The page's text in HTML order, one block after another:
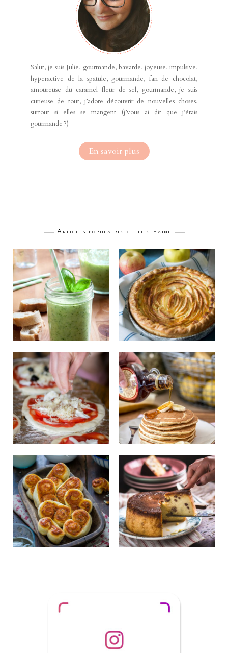
Salut, je suis Julie, gourmande, bavarde, joyeuse, impulsive,
hyperactive de la spatule, gourmande, fan de chocolat,
amoureuse du caramel fleur de sel, gourmande, je suis
curieuse de tout, j’adore découvrir de nouvelles choses,
surtout si elles se mangent (j’vous ai dit que j’étais
gourmande ?)
En savoir plus
Articles populaires cette semaine